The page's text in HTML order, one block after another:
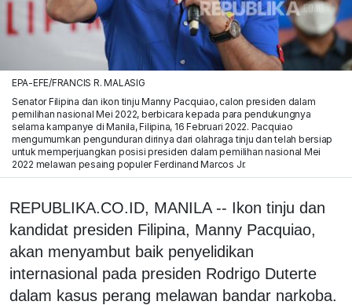
EPA-EFE/FRANCIS R. MALASIG
Senator Filipina dan ikon tinju Manny Pacquiao, calon presiden dalam
pemilihan nasional Mei 2022, berbicara kepada para pendukungnya
selama kampanye di Manila, Filipina, 16 Februari 2022. Pacquiao
mengumumkan pengunduran dirinya dari olahraga tinju dan telah bersiap
untuk memperjuangkan posisi presiden dalam pemilihan nasional Mei
2022 melawan pesaing populer Ferdinand Marcos Jr.
REPUBLIKA.CO.ID, MANILA -- Ikon tinju dan
kandidat presiden Filipina, Manny Pacquiao,
akan menyambut baik penyelidikan
internasional pada presiden Rodrigo Duterte
dalam kasus perang melawan bandar narkoba.